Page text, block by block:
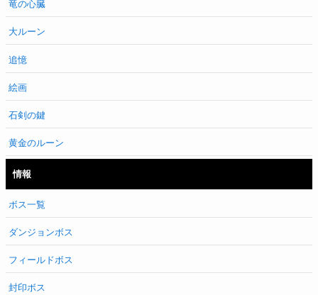
竜の心臓
大ルーン
追憶
絵画
石剣の鍵
黄金のルーン
情報
ボス一覧
ダンジョンボス
フィールドボス
封印ボス